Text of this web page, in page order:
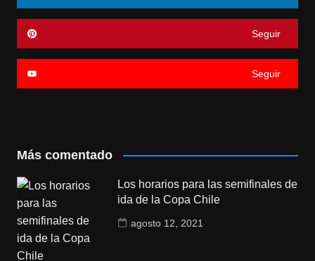
Seguir
Seguir
Más comentado
Los horarios para las semifinales de
ida de la Copa Chile
agosto 12, 2021